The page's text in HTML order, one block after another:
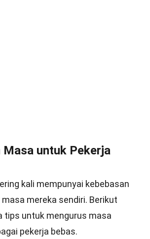
Masa untuk Pekerja
kali mempunyai kebebasan
mereka sendiri. Berikut
tips untuk mengurus masa
pekerja bebas.